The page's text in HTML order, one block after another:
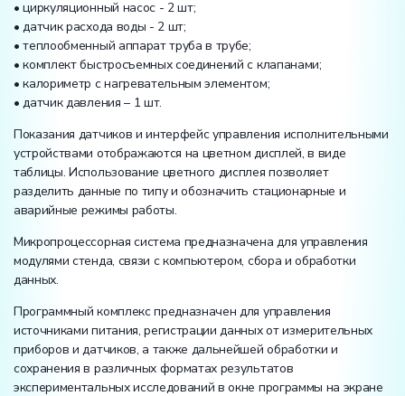
• циркуляционный насос - 2 шт;
• датчик расхода воды - 2 шт;
• теплообменный аппарат труба в трубе;
• комплект быстросъемных соединений с клапанами;
• калориметр с нагревательным элементом;
• датчик давления – 1 шт.
Показания датчиков и интерфейс управления исполнительными
устройствами отображаются на цветном дисплей, в виде
таблицы. Использование цветного дисплея позволяет
разделить данные по типу и обозначить стационарные и
аварийные режимы работы.
Микропроцессорная система предназначена для управления
модулями стенда, связи с компьютером, сбора и обработки
данных.
Программный комплекс предназначен для управления
источниками питания, регистрации данных от измерительных
приборов и датчиков, а также дальнейшей обработки и
сохранения в различных форматах результатов
экспериментальных исследований в окне программы на экране